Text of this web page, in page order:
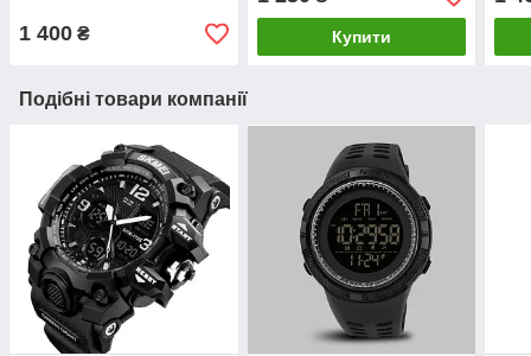
1 400 ₴ Купити
Подібні товари компанії